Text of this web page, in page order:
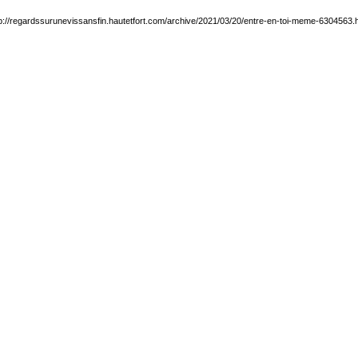
regardssurunevissansfin.hautetfort.com/archive/2021/03/20/entre-en-toi-meme-